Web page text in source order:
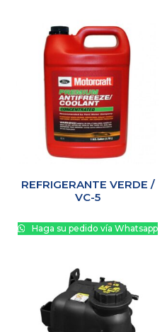
REFRIGERANTE VERDE /
VC-5
Haga su pedido vía Whatsapp